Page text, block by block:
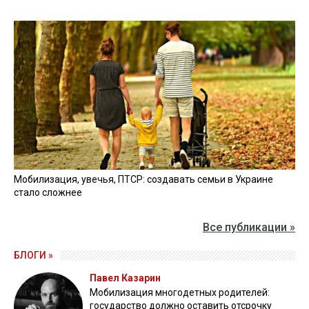
Мобилизация, увечья, ПТСР: создавать семьи в Украине
стало сложнее
Все публикации »
БЛОГИ »
Павел Казарин
Мобилизация многодетных родителей:
государство должно оставить отсрочку